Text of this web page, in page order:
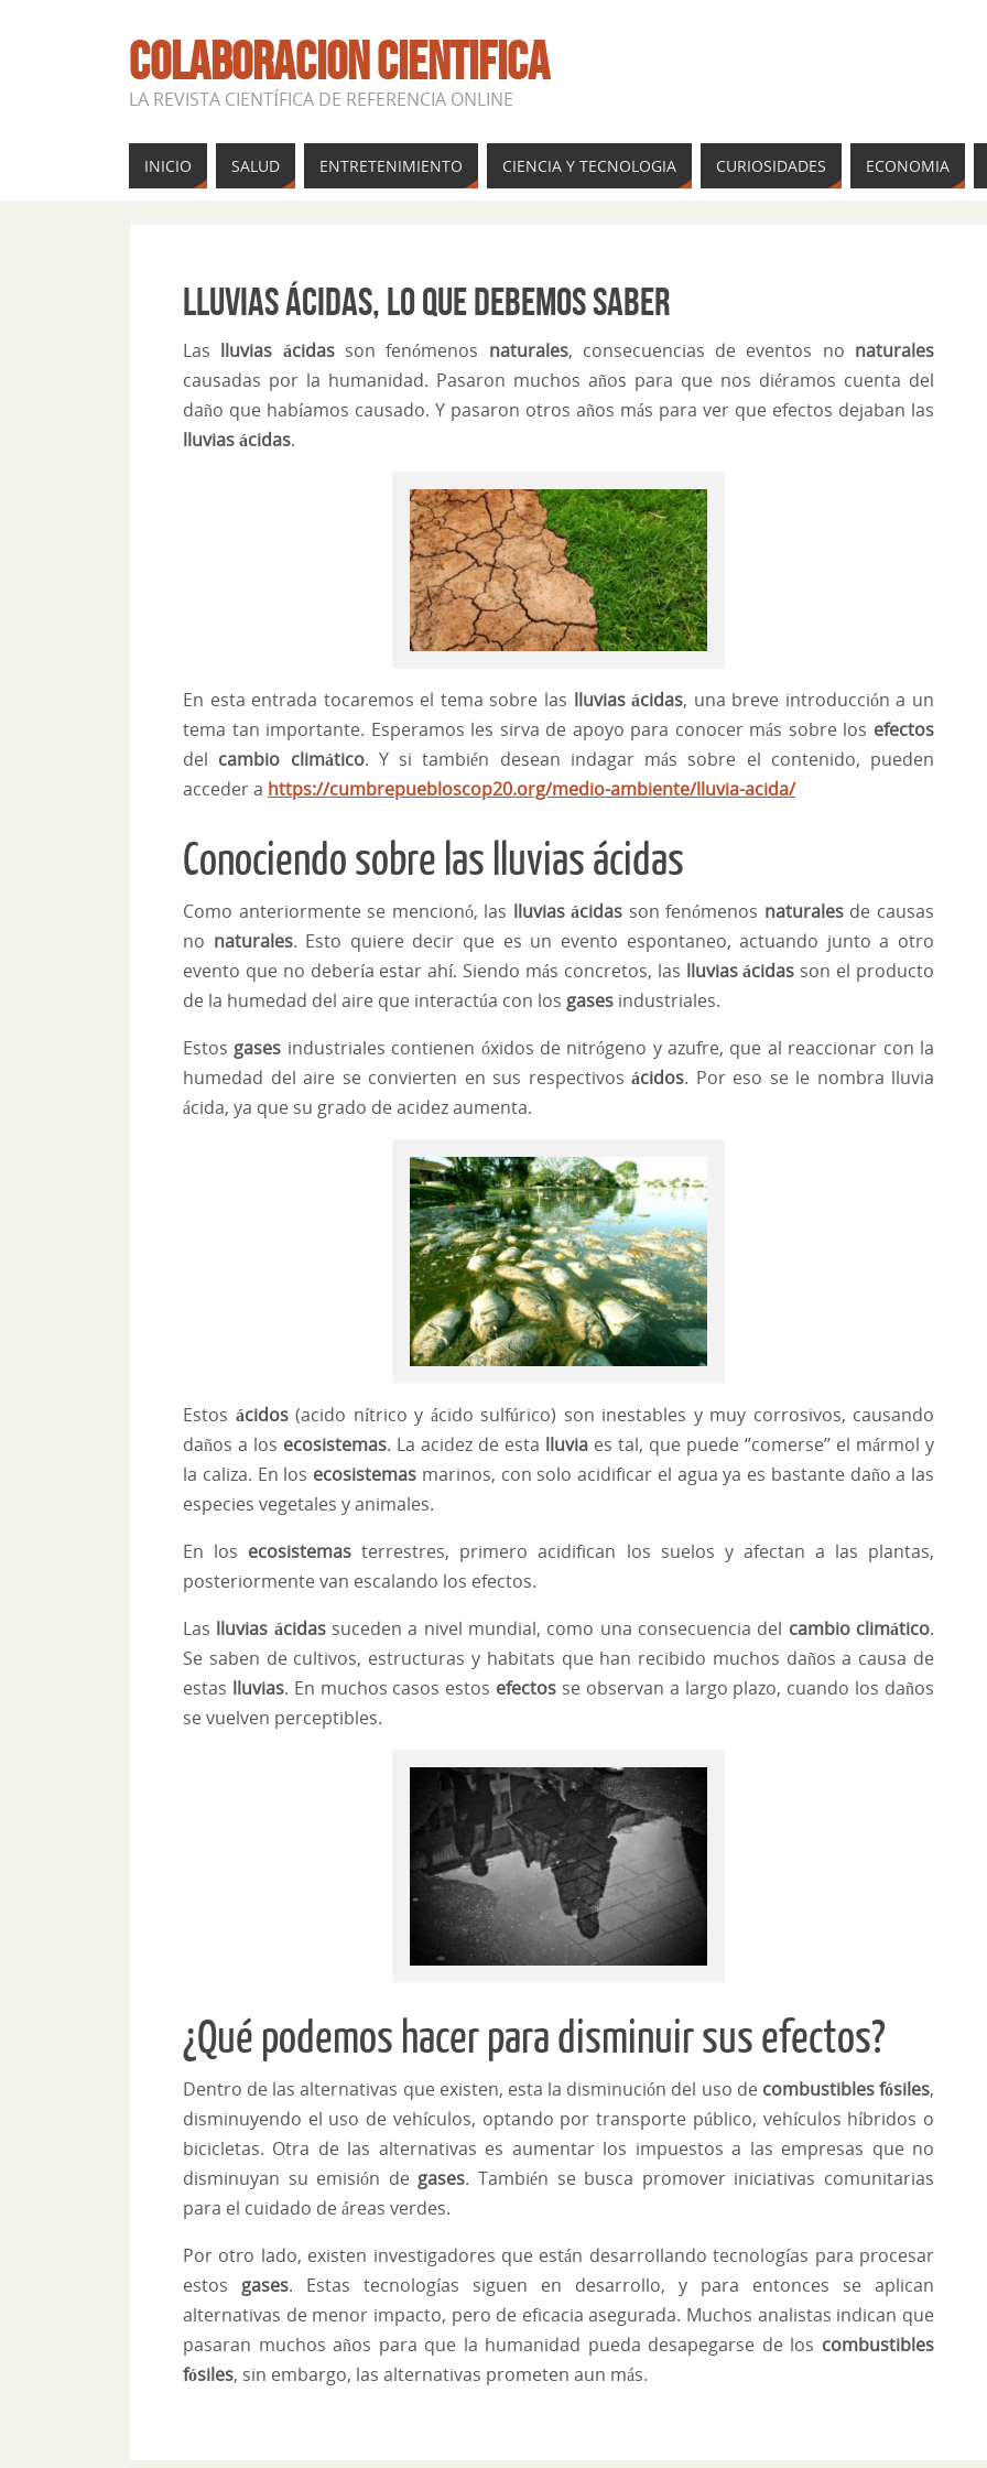
COLABORACION CIENTIFICA
LA REVISTA CIENTÍFICA DE REFERENCIA ONLINE
INICIO SALUD ENTRETENIMIENTO CIENCIA Y TECNOLOGIA CURIOSIDADES ECONOMIA
Lluvias ácidas, lo que debemos saber
Las lluvias ácidasson fenómenos naturales, consecuencias de eventos no naturales
causadas por la humanidad. Pasaron muchos años para que nos diéramos cuenta del
daño que habíamos causado. Y pasaron otros años más para ver que efectos dejaban las
lluvias ácidas.
En esta entrada tocaremos el tema sobre las lluvias ácidas, una breve introducción a un
tema tan importante. Esperamos les sirva de apoyo para conocer más sobre los efectos
del cambio climático. Y si también desean indagar más sobre el contenido, pueden
acceder a https://cumbrepuebloscop20.org/medio-ambiente/lluvia-acida/
Conociendo sobre las lluvias ácidas
Como anteriormente se mencionó, las lluvias ácidas son fenómenos naturalesde causas
no naturales. Esto quiere decir que es un evento espontaneo, actuando junto a otro
evento que no debería estar ahí. Siendo más concretos, las lluvias ácidas son el producto
de la humedad del aire que interactúa con los gases industriales.
Estos gases industriales contienen óxidos de nitrógeno y azufre, que al reaccionar con la
humedad del aire se convierten en sus respectivos ácidos. Por eso se le nombra lluvia
ácida, ya que su grado de acidez aumenta.
Estos ácidos(acido nítrico y ácido sulfúrico) son inestables y muy corrosivos, causando
daños a los ecosistemas. La acidez de esta lluvia es tal, que puede ‘’comerse’’ el mármol y
la caliza. En los ecosistemas marinos, con solo acidificar el agua ya es bastante daño a las
especies vegetales y animales.
En los ecosistemas terrestres, primero acidifican los suelos y afectan a las plantas,
posteriormente van escalando los efectos.
Las lluvias ácidassuceden a nivel mundial, como una consecuencia del cambio climático.
Se saben de cultivos, estructuras y habitats que han recibido muchos daños a causa de
estas lluvias. En muchos casos estos efectos se observan a largo plazo, cuando los daños
se vuelven perceptibles.
¿Qué podemos hacer para disminuir sus efectos?
Dentro de las alternativas que existen, esta la disminución del uso de combustibles fósiles,
disminuyendo el uso de vehículos, optando por transporte público, vehículos híbridos o
bicicletas. Otra de las alternativas es aumentar los impuestos a las empresas que no
disminuyan su emisión de gases. También se busca promover iniciativas comunitarias
para el cuidado de áreas verdes.
Por otro lado, existen investigadores que están desarrollando tecnologías para procesar
estos gases. Estas tecnologías siguen en desarrollo, y para entonces se aplican
alternativas de menor impacto, pero de eficacia asegurada. Muchos analistas indican que
pasaran muchos años para que la humanidad pueda desapegarse de los combustibles
fósiles, sin embargo, las alternativas prometen aun más.